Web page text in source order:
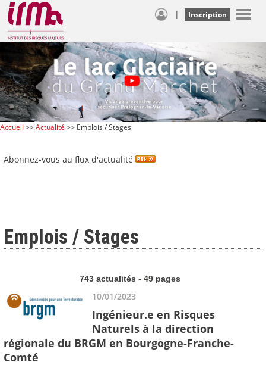
| Inscription
Accueil >>Actualité >> Emplois / Stages
Abonnez-vous au flux d'actualité
Emplois / Stages
743 actualités - 49 pages
10/01/2023
Ingénieur.e en Risques
Naturels à la direction
régionale du BRGM en Bourgogne-Franche-
Comté